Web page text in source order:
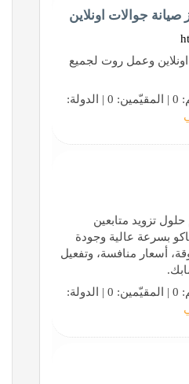
جوالات اونلاين
وعمل روت لجميع
تزويد متابعين
بسرعة عالية وجودة
أسعار منافسة، وتفعيل